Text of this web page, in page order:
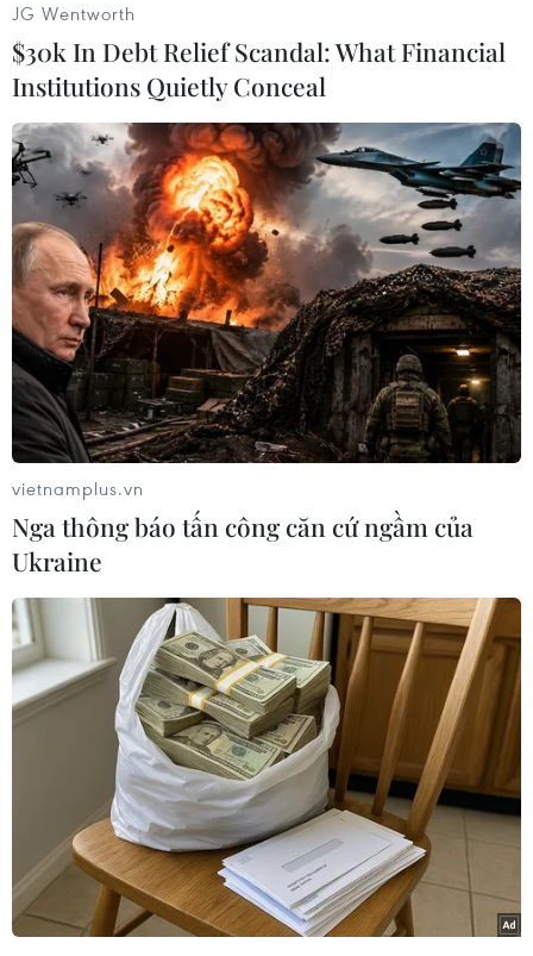
Trong bối cảnh các hiện tượng thời tiết diễn
biến cực đoan và thiên tai có xu hướng gia tăng,
việc thúc đẩy chuyển đổi xanh, phát triển kinh
tế tuần hoàn, nâng cao khả năng chống chịu của
hệ sinh thái và cộng đồng dân cư trở thành yêu
cầu cấp thiết.
JG Wentworth
$30k In Debt Relief Scandal: What Financial
Institutions Quietly Conceal
vietnamplus.vn
Nga thông báo tấn công căn cứ ngầm của
Ukraine